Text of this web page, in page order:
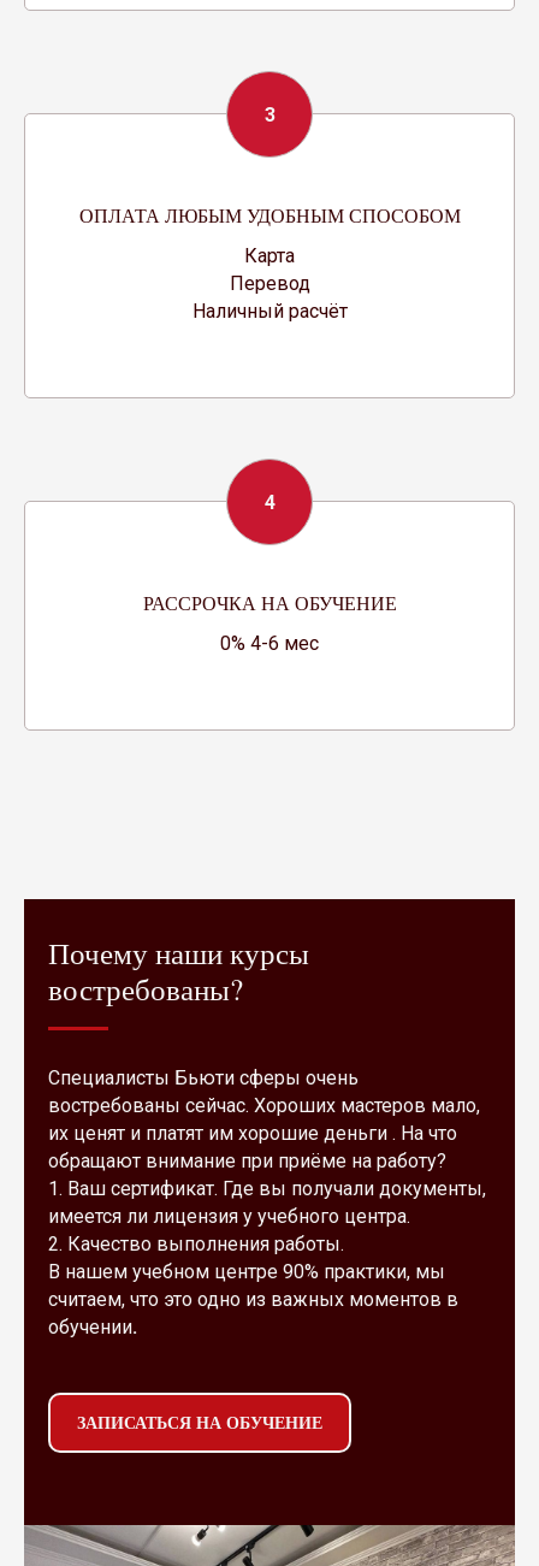
3
ОПЛАТА ЛЮБЫМ УДОБНЫМ СПОСОБОМ
Карта
Перевод
Наличный расчёт
4
РАССРОЧКА НА ОБУЧЕНИЕ
0% 4-6 мес
Почему наши курсы
востребованы?
Специалисты Бьюти сферы очень
востребованы сейчас. Хороших мастеров мало,
их ценят и платят им хорошие деньги . На что
обращают внимание при приёме на работу?
1. Ваш сертификат. Где вы получали документы,
имеется ли лицензия у учебного центра.
2. Качество выполнения работы.
В нашем учебном центре 90% практики, мы
считаем, что это одно из важных моментов в
обучении.
ЗАПИСАТЬСЯ НА ОБУЧЕНИЕ